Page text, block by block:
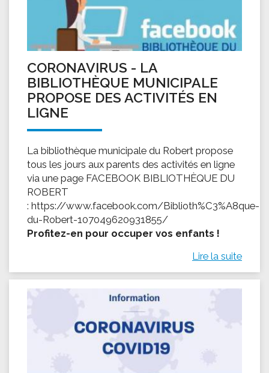
CORONAVIRUS - LA
BIBLIOTHÈQUE MUNICIPALE
PROPOSE DES ACTIVITÉS EN
LIGNE
La bibliothèque municipale du Robert propose
tous les jours aux parents des activités en ligne
via une page FACEBOOK BIBLIOTHÈQUE DU
ROBERT
: https://www.facebook.com/Biblioth%C3%A8que-
du-Robert-107049620931855/
Profitez-en pour occuper vos enfants !
Lire la suite